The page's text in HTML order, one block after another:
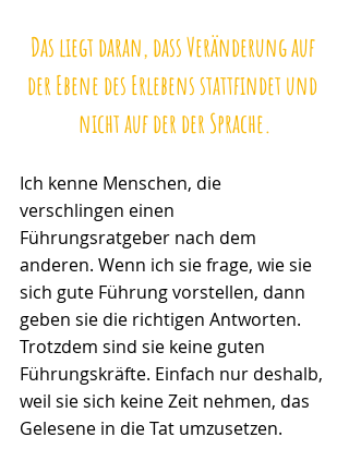
Das liegt daran, dass Veränderung auf
der Ebene des Erlebens stattfindet und
nicht auf der der Sprache.
Ich kenne Menschen, die
verschlingen einen
Führungsratgeber nach dem
anderen. Wenn ich sie frage, wie sie
sich gute Führung vorstellen, dann
geben sie die richtigen Antworten.
Trotzdem sind sie keine guten
Führungskräfte. Einfach nur deshalb,
weil sie sich keine Zeit nehmen, das
Gelesene in die Tat umzusetzen.